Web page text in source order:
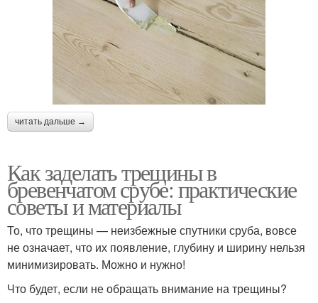
читать дальше →
Как заделать трещины в
бревенчатом срубе: практические
советы и материалы
То, что трещины — неизбежные спутники сруба, вовсе
не означает, что их появление, глубину и ширину нельзя
минимизировать. Можно и нужно!
Что будет, если не обращать внимание на трещины?